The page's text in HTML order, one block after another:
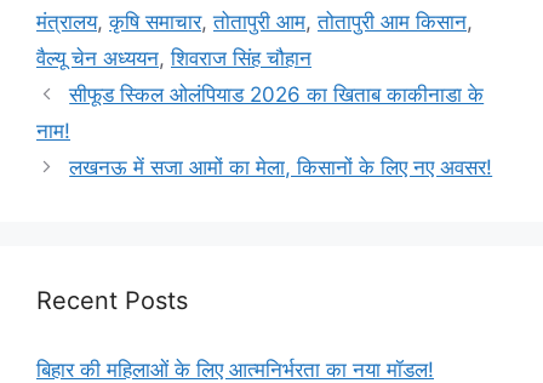
मंत्रालय,कृषि समाचार,तोतापुरी आम,तोतापुरी आम किसान,
वैल्यू चेन अध्ययन,शिवराज सिंह चौहान
सीफूड स्किल ओलंपियाड 2026 का खिताब काकीनाडा के
नाम!
लखनऊ में सजा आमों का मेला, किसानों के लिए नए अवसर!
Recent Posts
बिहार की महिलाओं के लिए आत्मनिर्भरता का नया मॉडल!